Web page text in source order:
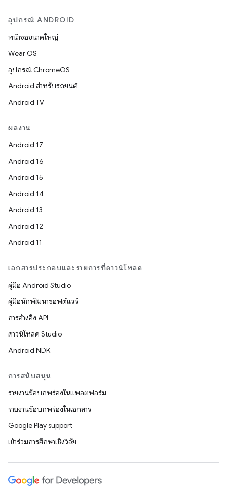
อุปกรณ์ ANDROID
หน้าจอขนาดใหญ่
Wear OS
อุปกรณ์ ChromeOS
Android สำหรับรถยนต์
Android TV
ผลงาน
Android 17
Android 16
Android 15
Android 14
Android 13
Android 12
Android 11
เอกสารประกอบและรายการที่ดาวน์โหลด
คู่มือ Android Studio
คู่มือนักพัฒนาซอฟต์แวร์
การอ้างอิง API
ดาวน์โหลด Studio
Android NDK
การสนับสนุน
รายงานข้อบกพร่องในแพลตฟอร์ม
รายงานข้อบกพร่องในเอกสาร
Google Play support
เข้าร่วมการศึกษาเชิงวิจัย